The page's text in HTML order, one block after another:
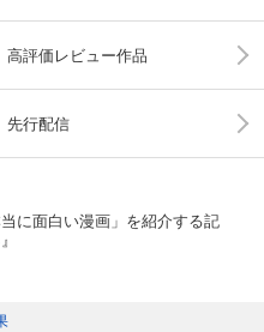
高評価レビュー作品
先行配信
に面白い漫画」を紹介する記